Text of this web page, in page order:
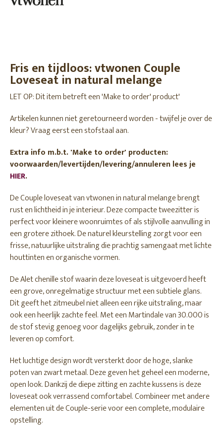
Fris en tijdloos: vtwonen Couple
Loveseat in natural melange
LET OP: Dit item betreft een 'Make to order' product'
Artikelen kunnen niet geretourneerd worden - twijfel je over de
kleur? Vraag eerst een stofstaal aan.
Extra info m.b.t. 'Make to order' producten:
voorwaarden/levertijden/levering/annuleren lees je
HIER.
De Couple loveseat van vtwonen in natural melange brengt
rust en lichtheid in je interieur. Deze compacte tweezitter is
perfect voor kleinere woonruimtes of als stijlvolle aanvulling in
een grotere zithoek. De naturel kleurstelling zorgt voor een
frisse, natuurlijke uitstraling die prachtig samengaat met lichte
houttinten en organische vormen.
De Alet chenille stof waarin deze loveseat is uitgevoerd heeft
een grove, onregelmatige structuur met een subtiele glans.
Dit geeft het zitmeubel niet alleen een rijke uitstraling, maar
ook een heerlijk zachte feel. Met een Martindale van 30.000 is
de stof stevig genoeg voor dagelijks gebruik, zonder in te
leveren op comfort.
Het luchtige design wordt versterkt door de hoge, slanke
poten van zwart metaal. Deze geven het geheel een moderne,
open look. Dankzij de diepe zitting en zachte kussens is deze
loveseat ook verrassend comfortabel. Combineer met andere
elementen uit de Couple-serie voor een complete, modulaire
opstelling.